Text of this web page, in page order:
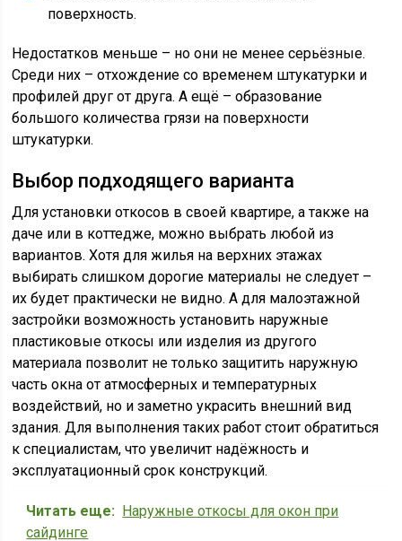
поверхность.
Недостатков меньше – но они не менее серьёзные.
Среди них – отхождение со временем штукатурки и
профилей друг от друга. А ещё – образование
большого количества грязи на поверхности
штукатурки.
Выбор подходящего варианта
Для установки откосов в своей квартире, а также на
даче или в коттедже, можно выбрать любой из
вариантов. Хотя для жилья на верхних этажах
выбирать слишком дорогие материалы не следует –
их будет практически не видно. А для малоэтажной
застройки возможность установить наружные
пластиковые откосы или изделия из другого
материала позволит не только защитить наружную
часть окна от атмосферных и температурных
воздействий, но и заметно украсить внешний вид
здания. Для выполнения таких работ стоит обратиться
к специалистам, что увеличит надёжность и
эксплуатационный срок конструкций.
Читать еще: Наружные откосы для окон при
сайдинге